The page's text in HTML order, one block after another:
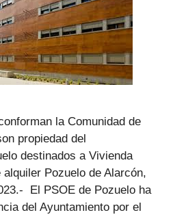
la Comunidad de
propiedad del
destinados a Vivienda
Pozuelo de Alarcón,
El PSOE de Pozuelo ha
del Ayuntamiento por el